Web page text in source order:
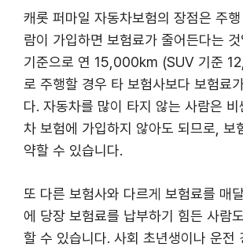
캐롯 퍼마일 자동차보험의 장점은 주
람이 가입하면 보험료가 줄어든다는
기준으로 연 15,000km (SUV 기준
로 주행할 경우 타 보험사보다 보험료
다. 자동차를 많이 타지 않는 사람은
차 보험에 가입하지 않아도 되므로, 보
약할 수 있습니다.
또 다른 보험사와 다르게 보험료를 매
에 당장 보험료를 납부하기 힘든 사람
할 수 있습니다. 사회 초년생이나 운전